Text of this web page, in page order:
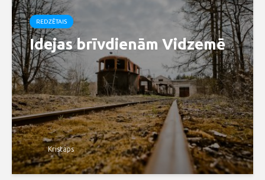
REDZĒTAIS
Idejas brīvdienām Vidzemē
Kristaps